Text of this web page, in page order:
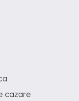
cazare